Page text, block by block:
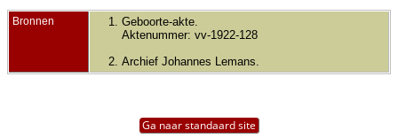
Bronnen
Geboorte-akte.
Aktenummer: vv-1922-128
Archief Johannes Lemans.
Ga naar standaard site